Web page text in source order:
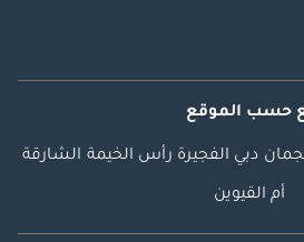
حسب الموقع
دبي الفجيرة رأس الخيمة الشارقة
أم القيوين